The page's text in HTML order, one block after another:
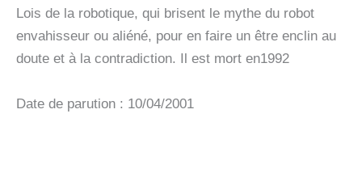
Lois de la robotique, qui brisent le mythe du robot
envahisseur ou aliéné, pour en faire un être enclin au
doute et à la contradiction. Il est mort en1992
Date de parution : 10/04/2001